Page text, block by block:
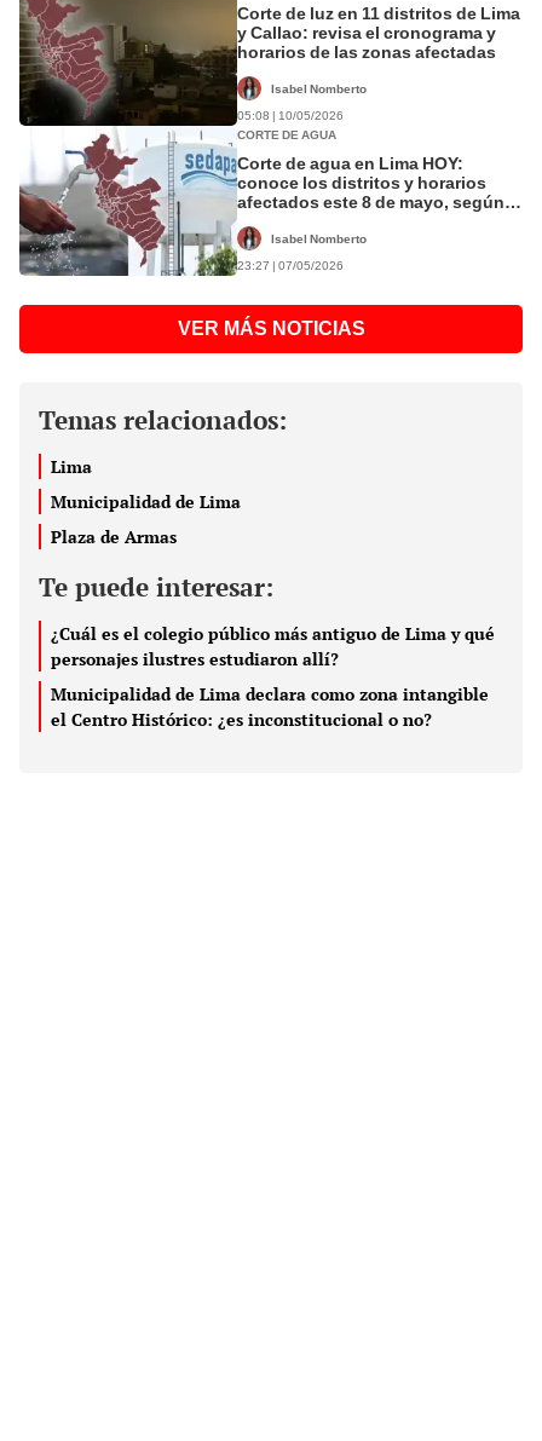
Corte de luz en 11 distritos de Lima
y Callao: revisa el cronograma y
horarios de las zonas afectadas
Isabel Nomberto
05:08 | 10/05/2026
CORTE DE AGUA
Corte de agua en Lima HOY:
conoce los distritos y horarios
afectados este 8 de mayo, según
Isabel Nomberto
23:27 | 07/05/2026
VER MÁS NOTICIAS
Temas relacionados:
Lima
Municipalidad de Lima
Plaza de Armas
Te puede interesar:
¿Cuál es el colegio público más antiguo de Lima y qué
personajes ilustres estudiaron allí?
Municipalidad de Lima declara como zona intangible
el Centro Histórico: ¿es inconstitucional o no?